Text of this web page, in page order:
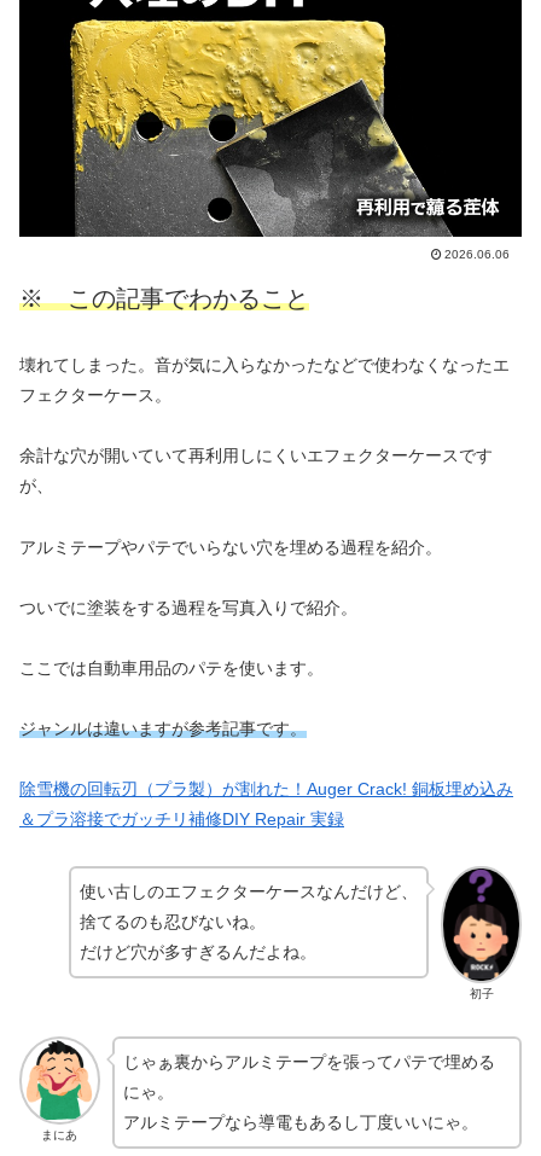
2026.06.06
※ この記事でわかること
壊れてしまった。音が気に入らなかったなどで使わなくなったエ
フェクターケース。
余計な穴が開いていて再利用しにくいエフェクターケースです
が、
アルミテープやパテでいらない穴を埋める過程を紹介。
ついでに塗装をする過程を写真入りで紹介。
ここでは自動車用品のパテを使います。
ジャンルは違いますが参考記事です。
除雪機の回転刃（プラ製）が割れた！Auger Crack! 銅板埋め込み
＆プラ溶接でガッチリ補修DIY Repair 実録
初子
使い古しのエフェクターケースなんだけど、
捨てるのも忍びないね。
だけど穴が多すぎるんだよね。
まにあ
じゃぁ裏からアルミテープを張ってパテで埋める
にゃ。
アルミテープなら導電もあるし丁度いいにゃ。